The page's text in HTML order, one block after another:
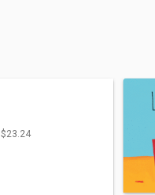
$23.24